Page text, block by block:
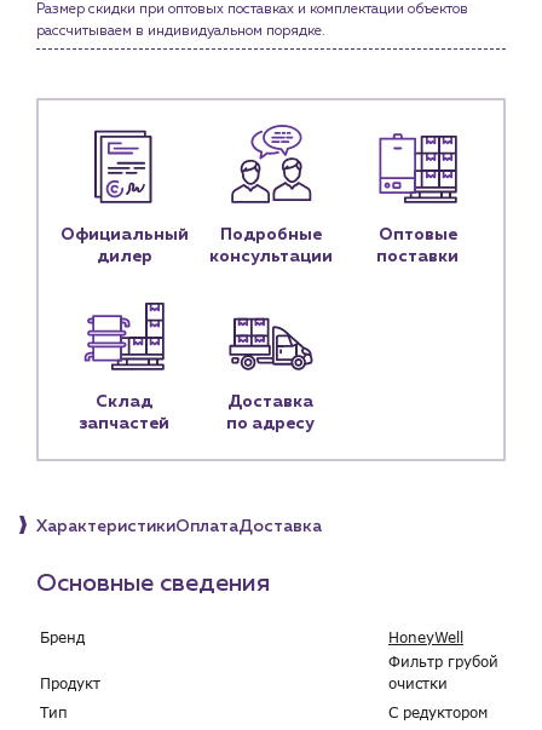
Доставка
Портфолио
Новости
Блог
Личный кабинет
Контактные данные
Наши партнёры
Пн – пт: 9:00 – 18:00
Размер скидки при оптовых поставках и комплектации объектов
рассчитываем в индивидуальном порядке.
Официальный
дилер
Подробные
консультации
Оптовые
поставки
Склад
запчастей
Доставка
по адресу
ХарактеристикиОплатаДоставка
Основные сведения
Бренд HoneyWell
Продукт
Фильтр грубой
очистки
Тип
С редуктором